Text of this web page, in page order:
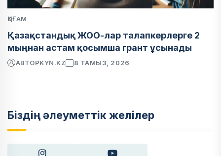
ҚОҒАМ
Қазақстандық ЖОО-лар талапкерлерге 2
мыңнан астам қосымша грант ұсынады
АВТОРKYN.KZ 8 ТАМЫЗ, 2026
Біздің әлеуметтік желілер